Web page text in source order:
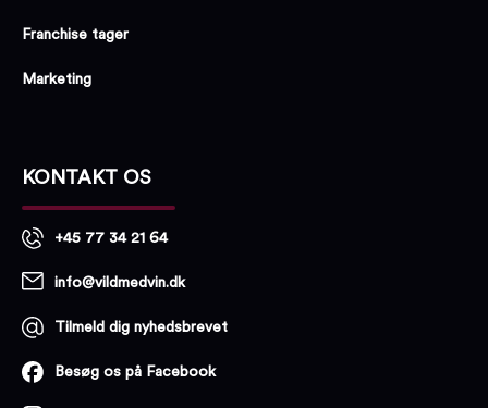
Franchise tager
Marketing
KONTAKT OS
+45 77 34 21 64
info@vildmedvin.dk
Tilmeld dig nyhedsbrevet
Besøg os på Facebook